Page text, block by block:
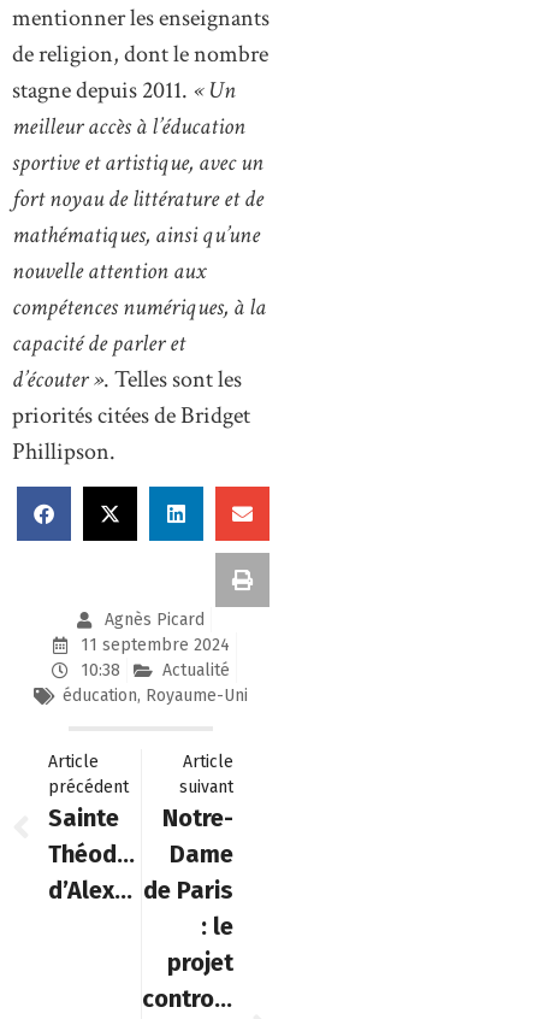
mentionner les enseignants
de religion, dont le nombre
stagne depuis 2011. « Un
meilleur accès à l’éducation
sportive et artistique, avec un
fort noyau de littérature et de
mathématiques, ainsi qu’une
nouvelle attention aux
compétences numériques, à la
capacité de parler et
d’écouter ». Telles sont les
priorités citées de Bridget
Phillipson.
Agnès Picard
11 septembre 2024
10:38
Actualité
éducation, Royaume-Uni
Article
précédent
Sainte
Théodora
d’Alexandrie
Article
suivant
Notre-
Dame
de Paris
: le
projet
controversé